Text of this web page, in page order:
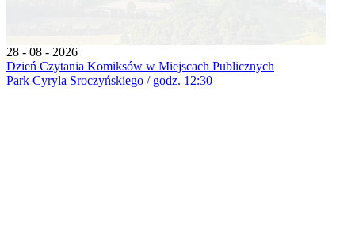
28 - 08 - 2026
Dzień Czytania Komiksów w Miejscach Publicznych
Park Cyryla Sroczyńskiego / godz. 12:30